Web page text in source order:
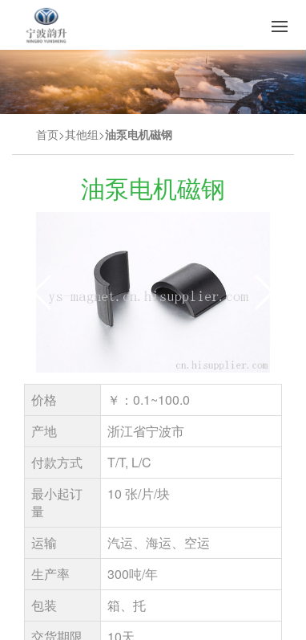
首页 其他组 油泵电机磁钢
油泵电机磁钢
价格
￥：0.1~100.0
产地
浙江省宁波市
付款方式
T/T, L/C
最小起订
量
10 张/片/块
运输
汽运、海运、空运
生产率
300吨/年
包装
箱、托
交货期限
10天